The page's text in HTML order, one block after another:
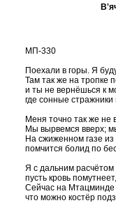
МП-330
Поехали в горы. Я
Там так же на тропке
и ты не вернёшься к
где сонные
Меня точно так же
Мы вырвемся вверх;
На сжиженном газе
помчится болид по
Я с дальним
пусть кровь
Сейчас на Мтацминде
что можно костёр